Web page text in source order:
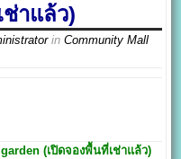
าแล้ว)
inCommunity Mall
(เปิดจองพื้นที่เช่าแล้ว)